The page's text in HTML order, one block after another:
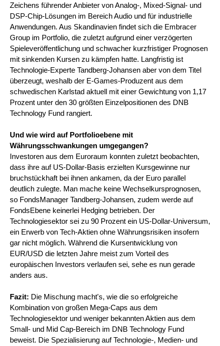
Zeichens führender Anbieter von Analog-, Mixed-Signal- und
DSP-Chip-Lösungen im Bereich Audio und für industrielle
Anwendungen. Aus Skandinavien findet sich die Embracer
Group im Portfolio, die zuletzt aufgrund einer verzögerten
Spieleveröffentlichung und schwacher kurzfristiger Prognosen
mit sinkenden Kursen zu kämpfen hatte. Langfristig ist
Technologie-Experte Tandberg-Johansen aber von dem Titel
überzeugt, weshalb der E-Games-Produzent aus dem
schwedischen Karlstad aktuell mit einer Gewichtung von 1,17
Prozent unter den 30 größten Einzelpositionen des DNB
Technology Fund rangiert.
Und wie wird auf Portfolioebene mit
Währungsschwankungen umgegangen?
Investoren aus dem Euroraum konnten zuletzt beobachten,
dass ihre auf US-Dollar-Basis erzielten Kursgewinne nur
bruchstückhaft bei ihnen ankamen, da der Euro parallel
deutlich zulegte. Man mache keine Wechselkursprognosen,
so FondsManager Tandberg-Johansen, zudem werde auf
FondsEbene keinerlei Hedging betrieben. Der
Technologiesektor sei zu 90 Prozent ein US-Dollar-Universum,
ein Erwerb von Tech-Aktien ohne Währungsrisiken insofern
gar nicht möglich. Während die Kursentwicklung von
EUR/USD die letzten Jahre meist zum Vorteil des
europäischen Investors verlaufen sei, sehe es nun gerade
anders aus.
Fazit: Die Mischung macht's, wie die so erfolgreiche
Kombination von großen Mega-Caps aus dem
Technologiesektor und weniger bekannten Aktien aus dem
Small- und Mid Cap-Bereich im DNB Technology Fund
beweist. Die Spezialisierung auf Technologie-, Medien- und